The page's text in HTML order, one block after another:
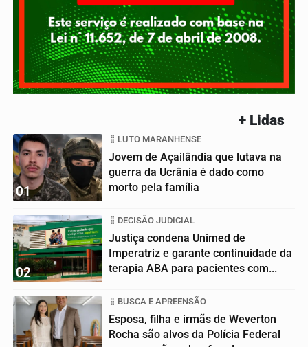
+ Lidas
01
LUTO MARANHENSE
Jovem de Açailândia que lutava na
guerra da Ucrânia é dado como
morto pela família
02
DECISÃO JUDICIAL
Justiça condena Unimed de
Imperatriz e garante continuidade da
terapia ABA para pacientes com...
BUSCA E APREENSÃO
Esposa, filha e irmãs de Weverton
Rocha são alvos da Polícia Federal